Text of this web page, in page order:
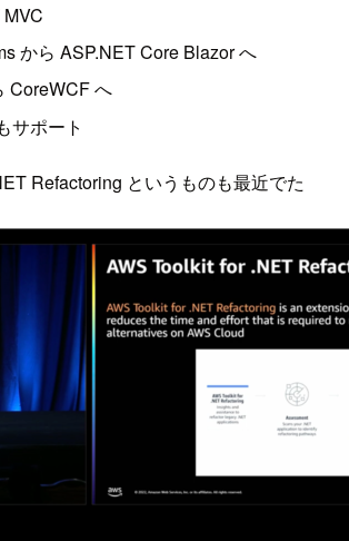
から ASP.NET Core Blazor へ
CoreWCF へ
サポート
Refactoring というものも最近でた